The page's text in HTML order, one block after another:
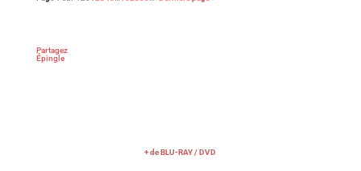
Partagez
Épingle
+ de BLU-RAY / DVD